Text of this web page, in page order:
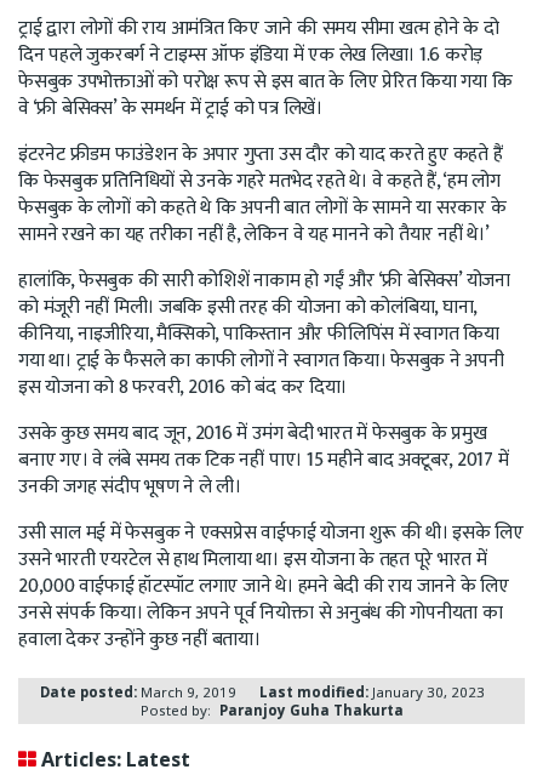
ट्राई द्वारा लोगों की राय आमंत्रित किए जाने की समय सीमा खत्म होने के दो
दिन पहले जुकरबर्ग ने टाइम्स ऑफ इंडिया में एक लेख लिखा। 1.6 करोड़
फेसबुक उपभोक्ताओं को परोक्ष रूप से इस बात के लिए प्रेरित किया गया कि
वे ‘फ्री बेसिक्स’ के समर्थन में ट्राई को पत्र लिखें।
इंटरनेट फ्रीडम फाउंडेशन के अपार गुप्ता उस दौर को याद करते हुए कहते हैं
कि फेसबुक प्रतिनिधियों से उनके गहरे मतभेद रहते थे। वे कहते हैं, ‘हम लोग
फेसबुक के लोगों को कहते थे कि अपनी बात लोगों के सामने या सरकार के
सामने रखने का यह तरीका नहीं है, लेकिन वे यह मानने को तैयार नहीं थे।’
हालांकि, फेसबुक की सारी कोशिशें नाकाम हो गईं और ‘फ्री बेसिक्स’ योजना
को मंजूरी नहीं मिली। जबकि इसी तरह की योजना को कोलंबिया, घाना,
कीनिया, नाइजीरिया, मैक्सिको, पाकिस्तान और फीलिपिंस में स्वागत किया
गया था। ट्राई के फैसले का काफी लोगों ने स्वागत किया। फेसबुक ने अपनी
इस योजना को 8 फरवरी, 2016 को बंद कर दिया।
उसके कुछ समय बाद जून, 2016 में उमंग बेदी भारत में फेसबुक के प्रमुख
बनाए गए। वे लंबे समय तक टिक नहीं पाए। 15 महीने बाद अक्टूबर, 2017 में
उनकी जगह संदीप भूषण ने ले ली।
उसी साल मई में फेसबुक ने एक्सप्रेस वाईफाई योजना शुरू की थी। इसके लिए
उसने भारती एयरटेल से हाथ मिलाया था। इस योजना के तहत पूरे भारत में
20,000 वाईफाई हॉटस्पॉट लगाए जाने थे। हमने बेदी की राय जानने के लिए
उनसे संपर्क किया। लेकिन अपने पूर्व नियोक्ता से अनुबंध की गोपनीयता का
हवाला देकर उन्होंने कुछ नहीं बताया।
Date posted:March 9, 2019 Last modified:January 30, 2023
Posted by: Paranjoy Guha Thakurta
Articles: Latest